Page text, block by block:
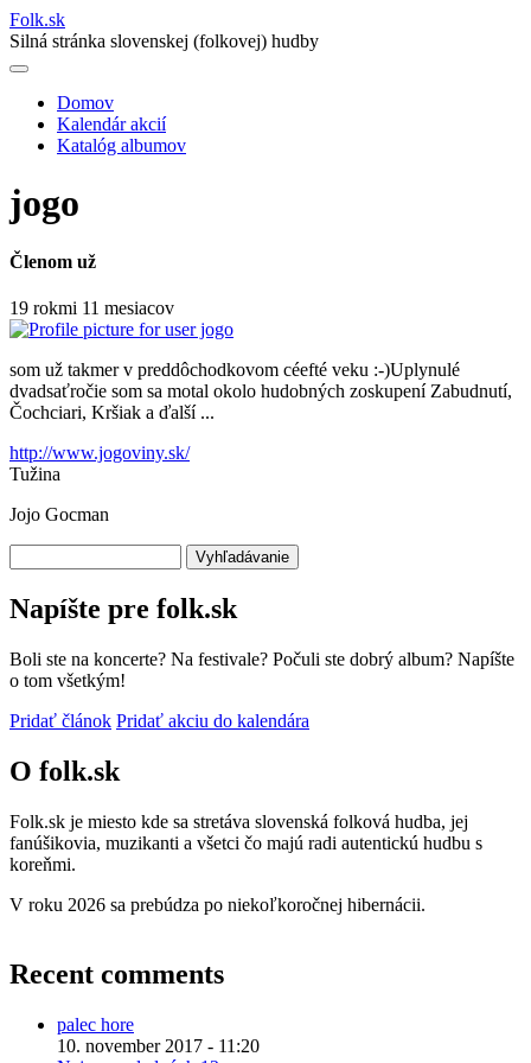
Folk.sk
Silná stránka slovenskej (folkovej) hudby
Main
navigation
Domov
Kalendár akcií
Katalóg albumov
jogo
Členom už
19 rokmi 11 mesiacov
som už takmer v preddôchodkovom céefté veku :-)Uplynulé
dvadsaťročie som sa motal okolo hudobných zoskupení Zabudnutí,
Čochciari, Kršiak a ďalší ...
http://www.jogoviny.sk/
Tužina
Jojo Gocman
Napíšte pre folk.sk
Boli ste na koncerte? Na festivale? Počuli ste dobrý album? Napíšte
o tom všetkým!
Pridať článok Pridať akciu do kalendára
O folk.sk
Folk.sk je miesto kde sa stretáva slovenská folková hudba, jej
fanúšikovia, muzikanti a všetci čo majú radi autentickú hudbu s
koreňmi.
V roku 2026 sa prebúdza po niekoľkoročnej hibernácii.
Recent comments
palec hore
10. november 2017 - 11:20